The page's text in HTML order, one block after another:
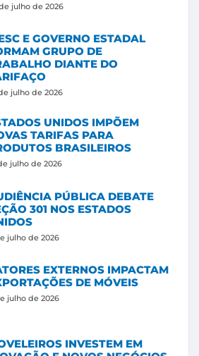
julho de 2026
E GOVERNO ESTADAL
GRUPO DE
DIANTE DO
julho de 2026
UNIDOS IMPÕEM
TARIFAS PARA
BRASILEIROS
julho de 2026
PÚBLICA DEBATE
301 NOS ESTADOS
julho de 2026
EXTERNOS IMPACTAM
DE MÓVEIS
julho de 2026
INVESTEM EM